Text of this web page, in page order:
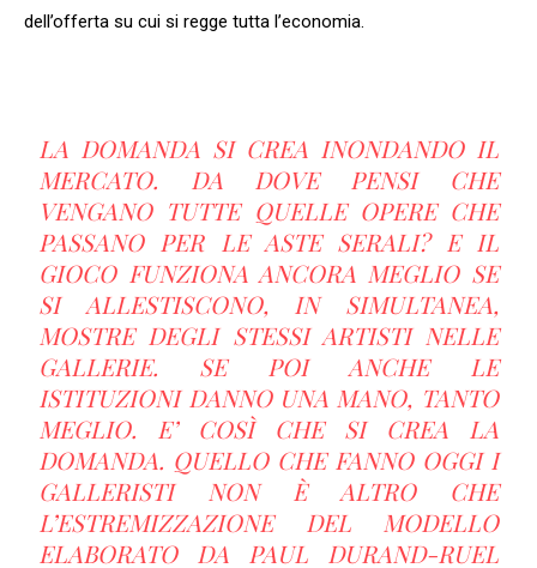
dell’offerta su cui si regge tutta l’economia.
LA DOMANDA SI CREA INONDANDO IL
MERCATO. DA DOVE PENSI CHE
VENGANO TUTTE QUELLE OPERE CHE
PASSANO PER LE ASTE SERALI? E IL
GIOCO FUNZIONA ANCORA MEGLIO SE
SI ALLESTISCONO, IN SIMULTANEA,
MOSTRE DEGLI STESSI ARTISTI NELLE
GALLERIE. SE POI ANCHE LE
ISTITUZIONI DANNO UNA MANO, TANTO
MEGLIO. E’ COSÌ CHE SI CREA LA
DOMANDA. QUELLO CHE FANNO OGGI I
GALLERISTI NON È ALTRO CHE
L’ESTREMIZZAZIONE DEL MODELLO
ELABORATO DA PAUL DURAND-RUEL